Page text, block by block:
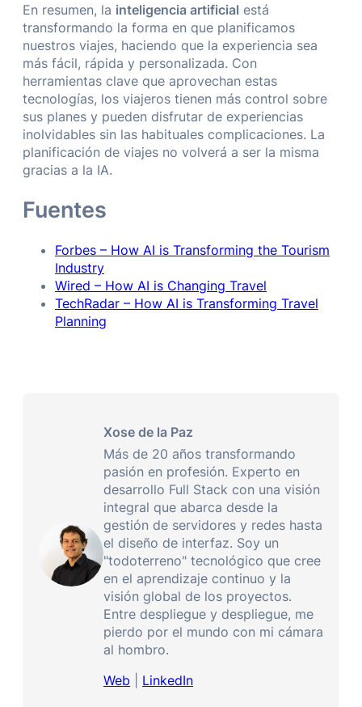
En resumen, la inteligencia artificial está
transformando la forma en que planificamos
nuestros viajes, haciendo que la experiencia sea
más fácil, rápida y personalizada. Con
herramientas clave que aprovechan estas
tecnologías, los viajeros tienen más control sobre
sus planes y pueden disfrutar de experiencias
inolvidables sin las habituales complicaciones. La
planificación de viajes no volverá a ser la misma
gracias a la IA.
Fuentes
Forbes – How AI is Transforming the Tourism
Industry
Wired – How AI is Changing Travel
TechRadar – How AI is Transforming Travel
Planning
Xose de la Paz
Más de 20 años transformando
pasión en profesión. Experto en
desarrollo Full Stack con una visión
integral que abarca desde la
gestión de servidores y redes hasta
el diseño de interfaz. Soy un
"todoterreno" tecnológico que cree
en el aprendizaje continuo y la
visión global de los proyectos.
Entre despliegue y despliegue, me
pierdo por el mundo con mi cámara
al hombro.
Web
LinkedIn